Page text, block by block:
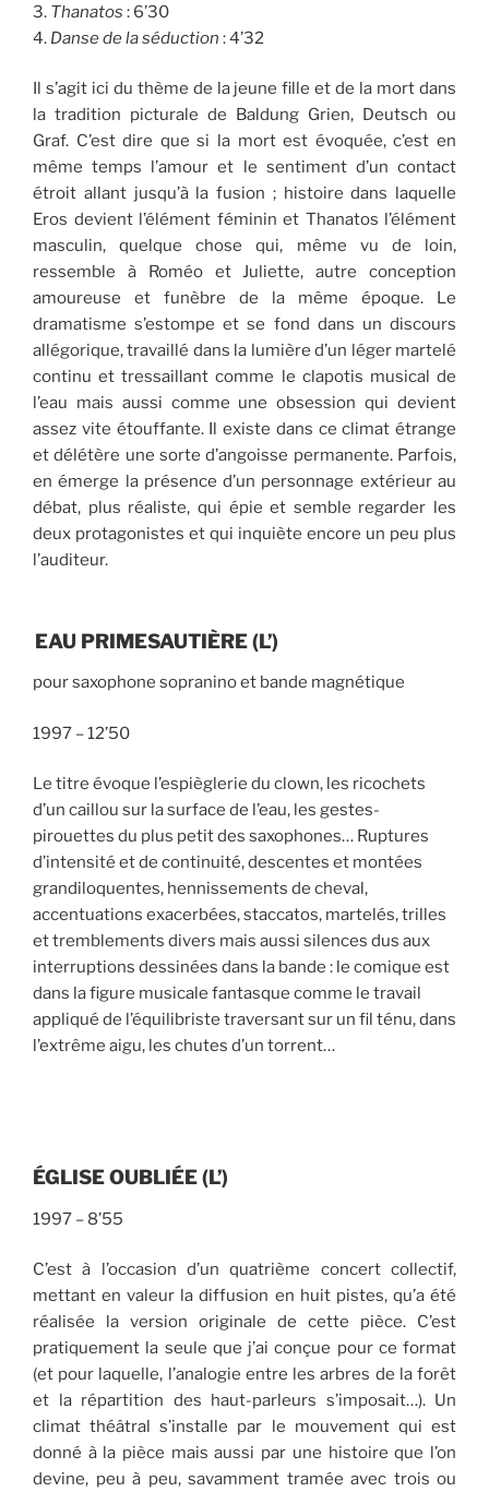
3. Thanatos : 6’30
4. Danse de la séduction :4’32
Il s’agit ici du thème de la jeune fille et de la mort dans
la tradition picturale de Baldung Grien, Deutsch ou
Graf. C’est dire que si la mort est évoquée, c’est en
même temps l’amour et le sentiment d’un contact
étroit allant jusqu’à la fusion ; histoire dans laquelle
Eros devient l’élément féminin et Thanatos l’élément
masculin, quelque chose qui, même vu de loin,
ressemble à Roméo et Juliette, autre conception
amoureuse et funèbre de la même époque. Le
dramatisme s’estompe et se fond dans un discours
allégorique, travaillé dans la lumière d’un léger martelé
continu et tressaillant comme le clapotis musical de
l’eau mais aussi comme une obsession qui devient
assez vite étouffante. Il existe dans ce climat étrange
et délétère une sorte d’angoisse permanente. Parfois,
en émerge la présence d’un personnage extérieur au
débat, plus réaliste, qui épie et semble regarder les
deux protagonistes et qui inquiète encore un peu plus
l’auditeur.
EAU PRIMESAUTIÈRE (L’)
pour saxophone sopranino et bande magnétique
1997 –12’50
Le titre évoque l’espièglerie du clown, les ricochets
d’un caillou sur la surface de l’eau, les gestes-
pirouettes du plus petit des saxophones… Ruptures
d’intensité et de continuité, descentes et montées
grandiloquentes, hennissements de cheval,
accentuations exacerbées, staccatos, martelés, trilles
et tremblements divers mais aussi silences dus aux
interruptions dessinées dans la bande : le comique est
dans la figure musicale fantasque comme le travail
appliqué de l’équilibriste traversant sur un fil ténu, dans
l’extrême aigu, les chutes d’un torrent…
ÉGLISE OUBLIÉE(L’)
1997 – 8’55
C’est à l’occasion d’un quatrième concert collectif,
mettant en valeur la diffusion en huit pistes, qu’a été
réalisée la version originale de cette pièce. C’est
pratiquement la seule que j’ai conçue pour ce format
(et pour laquelle, l’analogie entre les arbres de la forêt
et la répartition des haut-parleurs s’imposait…). Un
climat théâtral s’installe par le mouvement qui est
donné à la pièce mais aussi par une histoire que l’on
devine, peu à peu, savamment tramée avec trois ou